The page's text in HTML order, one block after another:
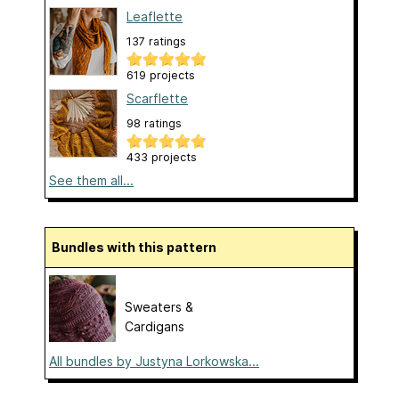
Leaflette
137 ratings
619 projects
Scarflette
98 ratings
433 projects
See them all...
Bundles with this pattern
Sweaters &
Cardigans
All bundles by Justyna Lorkowska...